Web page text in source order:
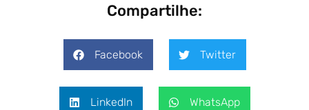
Compartilhe:
Facebook Twitter
LinkedIn WhatsApp